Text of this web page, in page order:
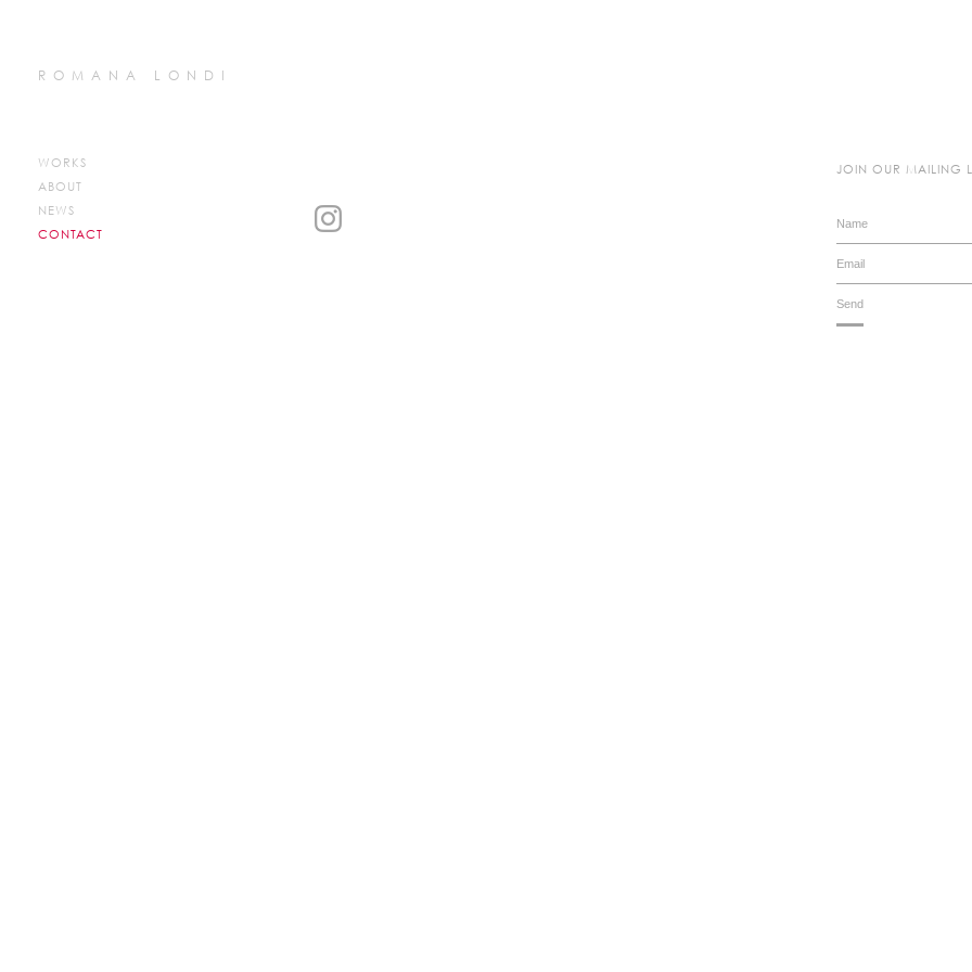
ROMANA LONDI
WORKS
ABOUT
NEWS
CONTACT
JOIN OUR MAILING